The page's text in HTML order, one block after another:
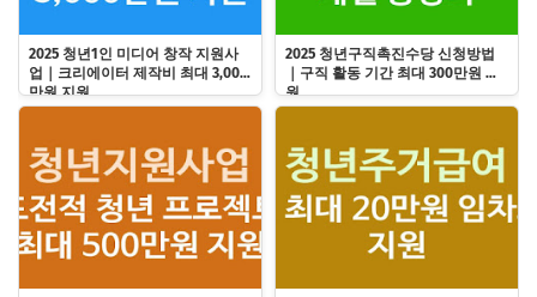
2025 청년1인 미디어 창작 지원사
업｜크리에이터 제작비 최대 3,000
만원 지원
2025 청년구직촉진수당 신청방법
｜구직 활동 기간 최대 300만원 지
원